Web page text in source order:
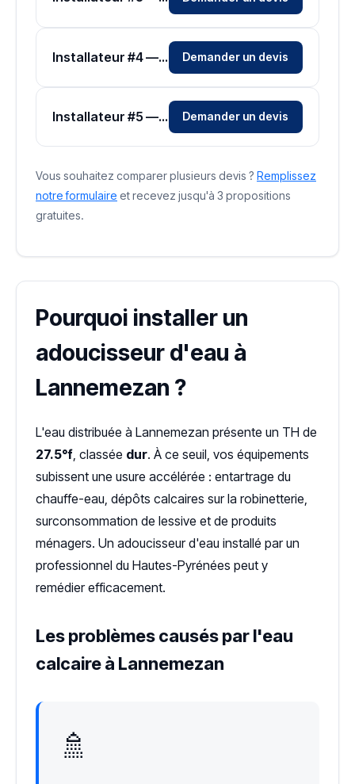
Installateur #4 — Zone Hautes-Pyrénées Demander un devis
Installateur #5 — Zone Hautes-Pyrénées Demander un devis
Vous souhaitez comparer plusieurs devis ? Remplissez
notre formulaire et recevez jusqu'à 3 propositions
gratuites.
Pourquoi installer un
adoucisseur d'eau à
Lannemezan ?
L'eau distribuée à Lannemezan présente un TH de
27.5°f , classée dur. À ce seuil, vos équipements
subissent une usure accélérée : entartrage du
chauffe-eau, dépôts calcaires sur la robinetterie,
surconsommation de lessive et de produits
ménagers. Un adoucisseur d'eau installé par un
professionnel du Hautes-Pyrénées peut y
remédier efficacement.
Les problèmes causés par l'eau
calcaire à Lannemezan
🚿